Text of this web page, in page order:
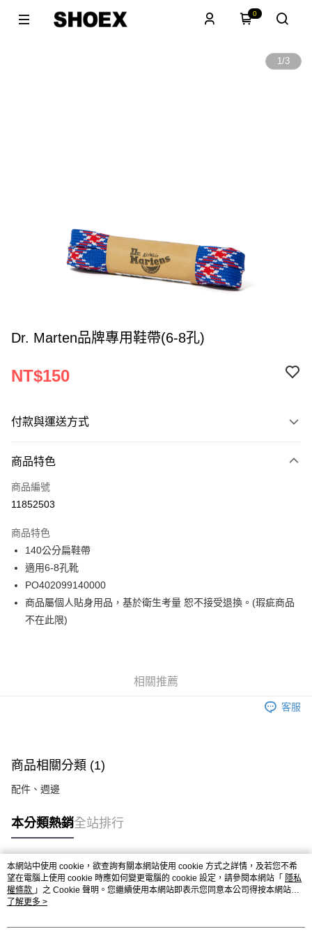
0
1/3
Dr. Marten品牌專用鞋帶(6-8孔)
NT$150
付款與運送方式
信用卡一次付款
ATM付款
運送方式
宅配
每筆NT$120
商品特色
商品編號
11852503
商品特色
140公分扁鞋帶
適用6-8孔靴
PO402099140000
商品屬個人貼身用品，基於衛生考量 恕不接受退換。(瑕疵商品
不在此限)
相關推薦
客服
商品相關分類 (1)
配件、週邊
本分類熱銷全站排行
熱門標籤
本網站中使用 cookie，欲查詢有關本網站使用 cookie 方式之詳情，及若您不希
望在電腦上使用 cookie 時應如何變更電腦的 cookie 設定，請參閱本網站「 隱私
權條款 」之 Cookie 聲明。您繼續使用本網站即表示您同意本公司得按本網站使
用條款之 Cookie 聲明使用 cookie。
了解更多 >